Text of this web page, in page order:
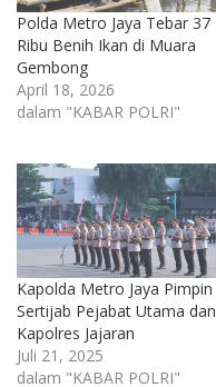
Polda Metro Jaya Tebar 37
Ribu Benih Ikan di Muara
Gembong
April 18, 2026
dalam "KABAR POLRI"
Kapolda Metro Jaya Pimpin
Sertijab Pejabat Utama dan
Kapolres Jajaran
Juli 21, 2025
dalam "KABAR POLRI"